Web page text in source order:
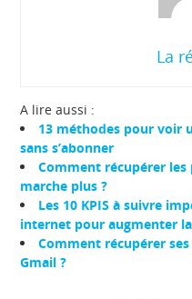
La
A lire aussi :
13 méthodes pour voir
sans s’abonner
Comment récupérer
marche plus ?
Les 10 KPIS à suivre
internet pour augmenter
Comment récupérer
Gmail ?